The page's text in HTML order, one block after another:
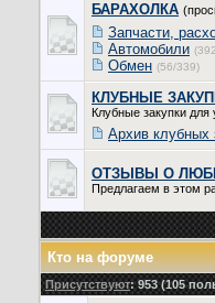
БАРАХОЛКА
Запчасти,
Автомобили
Обмен (56/339)
КЛУБНЫЕ
Клубные закупки
Архив клубных
ОТЗЫВЫ О
Предлагаем в этом
Кто на форуме
Присутствуют: 953 (105